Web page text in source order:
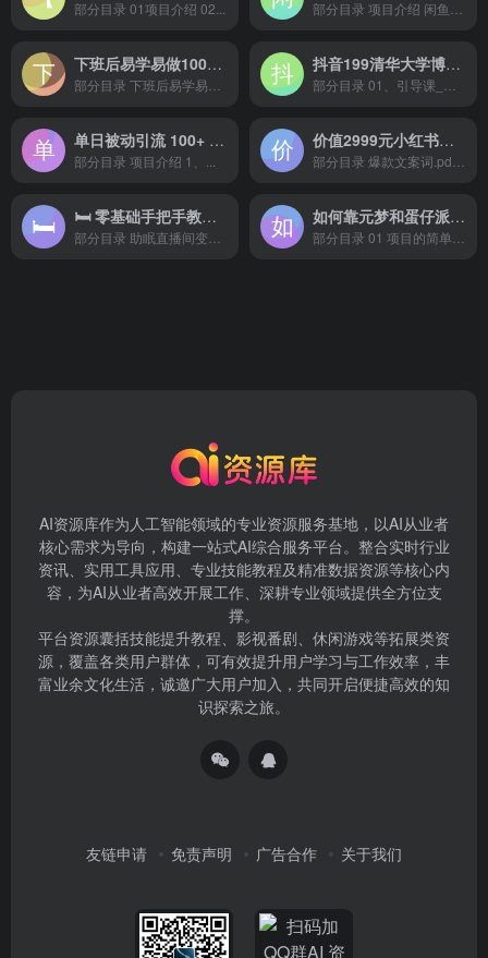
部分目录 01项目介绍 02...
下班后易学易做100个赚钱小生意 抖音199清华大学博士李一舟互联网创业课【112集+资料文档】
单日被动引流 100+ 创业粉，详细拆解过程技巧
部分目录 项目介绍 1、...
价值2999元小红书电商运营从入门到精髓
🛏 零基础手把手教你搭建助眠直播间，月入过W，可矩阵操作放大收益 如何靠元梦和蛋仔派对日入1000+黑科技过实名无脑转化【揭秘】
AI资源库作为人工智能领域的专业资源服务基地，以AI从业者
核心需求为导向，构建一站式AI综合服务平台。整合实时行业
资讯、实用工具应用、专业技能教程及精准数据资源等核心内
容，为AI从业者高效开展工作、深耕专业领域提供全方位支
撑。
平台资源囊括技能提升教程、影视番剧、休闲游戏等拓展类资
源，覆盖各类用户群体，可有效提升用户学习与工作效率，丰
富业余文化生活，诚邀广大用户加入，共同开启便捷高效的知
识探索之旅。
友链申请 免责声明 广告合作 关于我们